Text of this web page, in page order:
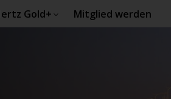
Gold+ Mitglied werden